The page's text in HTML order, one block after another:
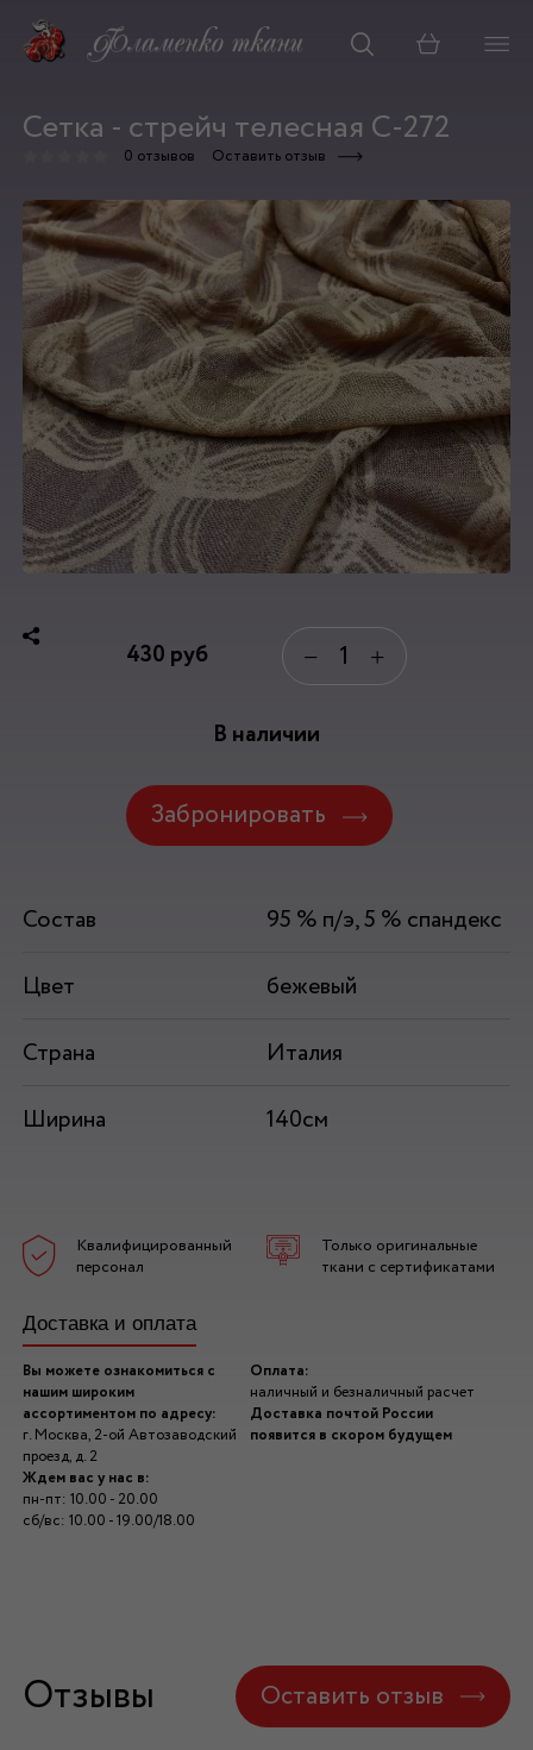
Корзина
Сетка - стрейч телесная С-272
0 отзывов Оставить отзыв
430 руб − +
В наличии
Забронировать
Состав
95 % п/э, 5 % спандекс
Цвет
бежевый
Страна
Италия
Ширина
140см
Квалифицированный
персонал
Только оригинальные
ткани с сертификатами
Доставка и оплата
Вы можете ознакомиться с
нашим широким
ассортиментом по адресу:
г. Москва, 2-ой Автозаводский
проезд, д. 2
Ждем вас у нас в:
пн-пт: 10.00 - 20.00
сб/вс: 10.00 - 19.00/18.00
Оплата:
наличный и безналичный расчет
Доставка почтой России
появится в скором будущем
Отзывы Оставить отзыв